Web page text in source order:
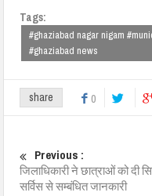
Tags:
#ghaziabad nagar nigam
#ghaziabad news
share 0
Previous :
जिलाधिकारी ने छात्राओं को दी
सर्विस से सम्बंधित जानकारी